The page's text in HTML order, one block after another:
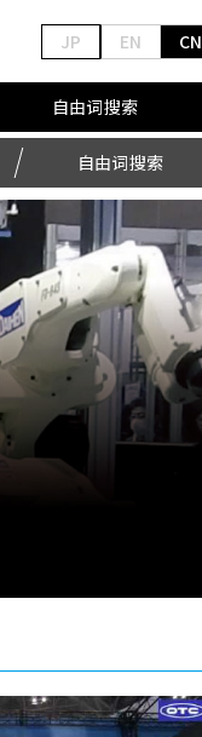
JP EN CN
自由词搜索
自由词搜索